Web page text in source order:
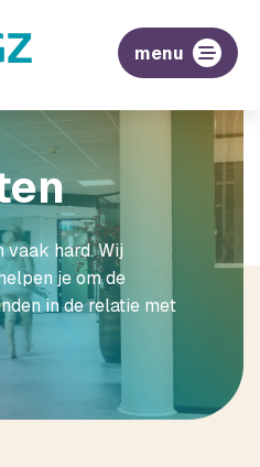
menu
vaak hard. Wij
je om de
in de relatie met